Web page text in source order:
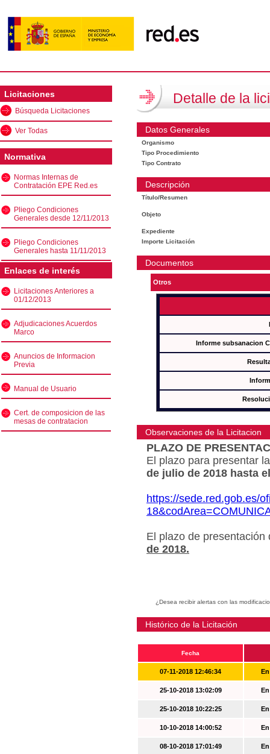
Licitaciones
Búsqueda Licitaciones
Ver Todas
Normativa
Normas Internas de
Contratación EPE Red.es
Pliego Condiciones
Generales desde 12/11/2013
Pliego Condiciones
Generales hasta 11/11/2013
Enlaces de interés
Licitaciones Anteriores a
01/12/2013
Adjudicaciones Acuerdos
Marco
Anuncios de Informacion
Previa
Manual de Usuario
Cert. de composicion de las
mesas de contratacion
Detalle de la
Datos Generales
Organismo
Tipo Procedimiento
Tipo Contrato
Descripción
Título/Resumen
Objeto
Expediente
Importe Licitación
Documentos
Otros
Informe subsanacion
Observaciones de la Licitacion
PLAZO DE
El plazo para presentar
de julio de 2018 hasta
https://sede.red.gob.es/
El plazo de
de 2018.
¿Desea recibir alertas con las
Histórico de la Licitación
Fecha
07-11-2018 12:46:34
25-10-2018 13:02:09
25-10-2018 10:22:25
10-10-2018 14:00:52
08-10-2018 17:01:49